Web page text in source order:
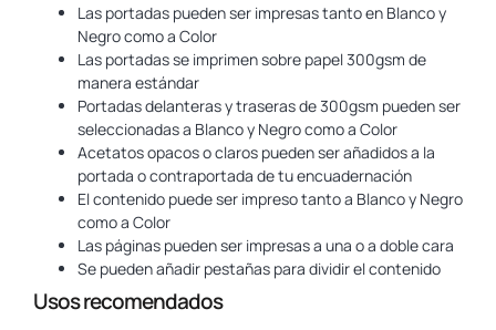
Las portadas pueden ser impresas tanto en Blanco y
Negro como a Color
Las portadas se imprimen sobre papel 300gsm de
manera estándar
Portadas delanteras y traseras de 300gsm pueden ser
seleccionadas a Blanco y Negro como a Color
Acetatos opacos o claros pueden ser añadidos a la
portada o contraportada de tu encuadernación
El contenido puede ser impreso tanto a Blanco y Negro
como a Color
Las páginas pueden ser impresas a una o a doble cara
Se pueden añadir pestañas para dividir el contenido
Usos recomendados